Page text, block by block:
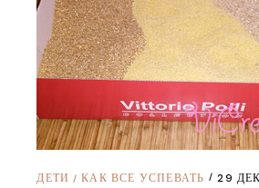
ДЕТИ /КАК ВСЕ УСПЕВАТЬ 29